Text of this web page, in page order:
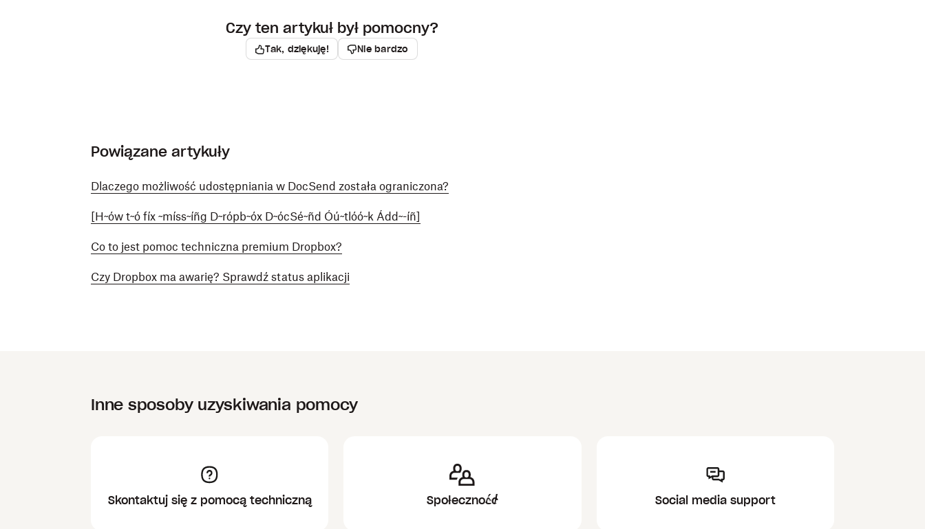
Czy ten artykuł był pomocny?
Tak, dziękuję! Nie bardzo
Powiązane artykuły
Dlaczego możliwość udostępniania w DocSend została ograniczona?
[H~ów t~ó fíx ~míss~íñg D~rópb~óx D~ócSé~ñd Óú~tlóó~k Ádd~-íñ]
Co to jest pomoc techniczna premium Dropbox?
Czy Dropbox ma awarię? Sprawdź status aplikacji
Inne sposoby uzyskiwania pomocy
Skontaktuj się z pomocą techniczną Społeczność Social media support